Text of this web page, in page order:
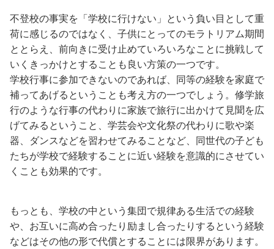
不登校の事実を「学校に行けない」という負い目として重
荷に感じるのではなく、子供にとってのモラトリアム期間
ととらえ、前向きに受け止めていろいろなことに挑戦して
いくきっかけとすることも良い方策の一つです。
学校行事に参加できないのであれば、同等の経験を家庭で
補ってあげるということも考え方の一つでしょう。修学旅
行のような行事の代わりに家族で旅行に出かけて見聞を広
げてみるということ、学芸会や文化祭の代わりに歌や楽
器、ダンスなどを習わせてみることなど、同世代の子ども
たちが学校で経験することに近い経験を意識的にさせてい
くことも効果的です。
もっとも、学校の中という集団で規律ある生活での経験
や、お互いに高め合ったり励まし合ったりするという経験
などはその他の形で代償とすることには限界があります。